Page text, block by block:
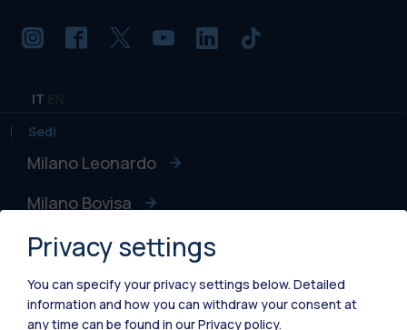
IT
Sedi
Milano Leonardo
Milano Bovisa
Cremona
Lecco
Mantova
Privacy settings
You can specify your privacy settings below. Detailed
information and how you can withdraw your consent at
any time can be found in ourPrivacy policy.